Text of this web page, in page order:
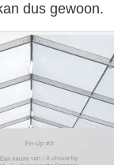
dus gewoon.